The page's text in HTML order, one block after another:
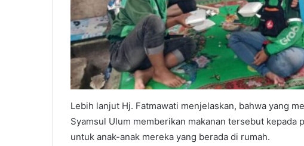
Lebih lanjut Hj. Fatmawati menjelaskan, bahwa yang
Syamsul Ulum memberikan makanan tersebut kepada
untuk anak-anak mereka yang berada di rumah.